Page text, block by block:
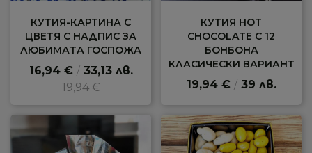
КУТИЯ-КАРТИНА С
ЦВЕТЯ С НАДПИС ЗА
ЛЮБИМАТА ГОСПОЖА
16,94 € /33,13 лв.
19,94 €
КУТИЯ HOT
CHOCOLATE С 12
БОНБОНА
КЛАСИЧЕСКИ ВАРИАНТ
19,94 € /39 лв.